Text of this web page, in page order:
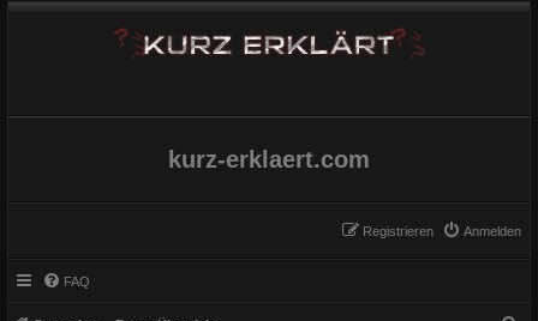
kurz-erklaert.com
Anmelden
Registrieren
FAQ